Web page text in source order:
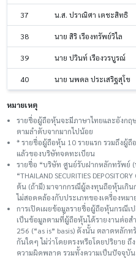
37 น.ส. ปราณิศา เตชะสิทธิ
38 นาย สิริ เรืองทรัพย์วิไล
39 นาย ปวินท์ เรืองวรบูรณ์
40 นาย นพดล ประเสริฐสุโข
หมายเหตุ
รายชื่อผู้ถือหุ้นจะมีภาษาไทยและอังกฤ
ตามลำดับจากมากไปน้อย
* รายชื่อผู้ถือหุ้น 10 รายแรก รวมถึงผู้
แล้วของบริษัทจดทะเบียน
รายชื่อ “บริษัท ศูนย์รับฝากหลักทรัพย์
“THAILAND SECURITIES
ต้น (ถ้ามี) มาจากกรณีผู้ลงทุนถือหุ้นเกิ
ไม่สอดคล้องกับประเภทของเครื่องหม
การเปิดเผยข้อมูลรายชื่อผู้ถือหุ้นกรณีเ
เป็นข้อมูลตามที่ผู้ถือหุ้นได้รายงานต่อส
256 (“as is” basis) ดังนั้น ตลาดหลัก
กันใดๆ ไม่ว่าโดยตรงหรือโดยปริยาย
ความผิดพลาด รวมทั้งความเป็นปัจจุบัน